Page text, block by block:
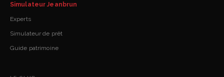
Simulateur Jeanbrun
Experts
Simulateur de prêt
Guide patrimoine